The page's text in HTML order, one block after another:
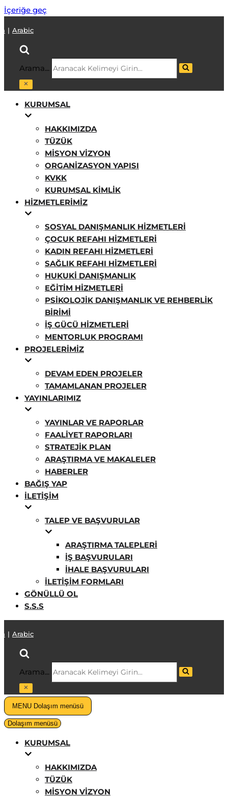
İçeriğe geç
| Arabic
Arama...
KURUMSAL
HAKKIMIZDA
TÜZÜK
MISYON VIZYON
ORGANIZASYON YAPISI
KVKK
KURUMSAL KIMLIK
HIZMETLERIMIZ
SOSYAL DANIŞMANLIK HIZMETLERI
ÇOCUK REFAHI HIZMETLERI
KADIN REFAHI HIZMETLERI
SAĞLIK REFAHI HIZMETLERI
HUKUKI DANIŞMANLIK
EĞITIM HIZMETLERI
PSIKOLOJIK DANIŞMANLIK VE REHBERLIK
BIRIMI
İŞ GÜCÜ HIZMETLERI
MENTORLUK PROGRAMI
PROJELERIMIZ
DEVAM EDEN PROJELER
TAMAMLANAN PROJELER
YAYINLARIMIZ
YAYINLAR VE RAPORLAR
FAALIYET RAPORLARI
STRATEJIK PLAN
ARAŞTIRMA VE MAKALELER
HABERLER
BAĞIŞ YAP
İLETIŞIM
TALEP VE BAŞVURULAR
ARAŞTIRMA TALEPLERI
İŞ BAŞVURULARI
İHALE BAŞVURULARI
İLETIŞIM FORMLARI
GÖNÜLLÜ OL
S.S.S
| Arabic
Arama...
MENU Dolaşım menüsü
Dolaşım menüsü
KURUMSAL
HAKKIMIZDA
TÜZÜK
MISYON VIZYON